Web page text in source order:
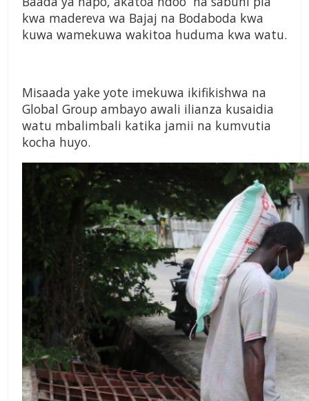
kwa madereva wa Bajaj na Bodaboda kwa
kuwa wamekuwa wakitoa huduma kwa watu.
Misaada yake yote imekuwa ikifikishwa na
Global Group ambayo awali ilianza kusaidia
watu mbalimbali katika jamii na kumvutia
kocha huyo.